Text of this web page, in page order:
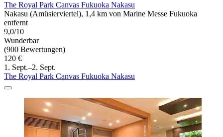
The Royal Park Canvas Fukuoka Nakasu
Nakasu (Amüsierviertel), 1,4 km von Marine Messe Fukuoka
entfernt
9,0/10
Wunderbar
(900 Bewertungen)
120 €
1. Sept.–2. Sept.
The Royal Park Canvas Fukuoka Nakasu